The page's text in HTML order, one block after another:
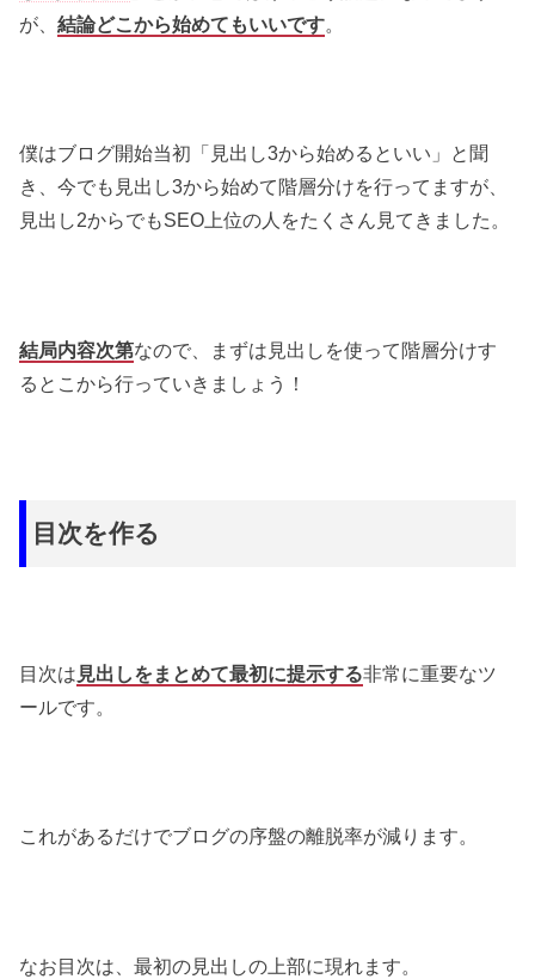
が、結論どこから始めてもいいです
僕はブログ開始当初「見出し3から始めるといい」と聞
き、今でも見出し3から始めて階層分けを行ってますが、
見出し2からでもSEO上位の人をたくさん見てきました。
結局内容次第なので、まずは見出しを使って階層分けす
るとこから行っていきましょう！
目次を作る
目次は 見出しをまとめて最初に提示する非常に重要なツ
ールです。
これがあるだけでブログの序盤の離脱率が減ります。
なお目次は、最初の見出しの上部に現れます。